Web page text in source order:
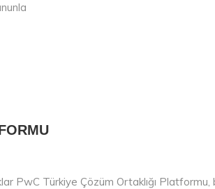
PwC Türkiye Çözüm Ortaklığı Platformu,